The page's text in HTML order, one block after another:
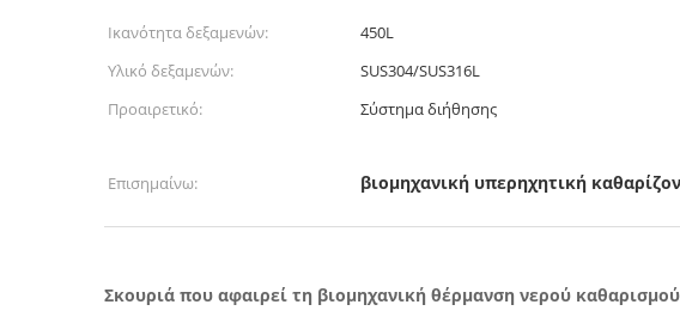
Ικανότητα δεξαμενών: 450L
Υλικό δεξαμενών:
SUS304/SUS316L
Προαιρετικό:
Σύστημα διήθησης
Επισημαίνω:
βιομηχανική υπερηχητική
Σκουριά που αφαιρεί τη βιομηχανική θέρμανση νερού